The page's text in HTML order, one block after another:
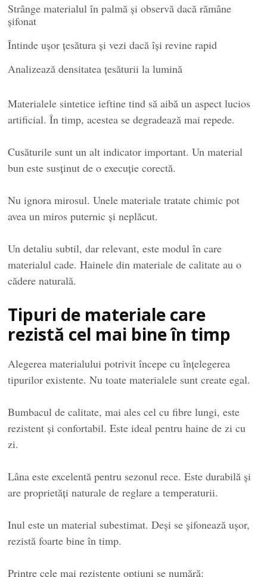
Strânge materialul în palmă și observă dacă rămâne
șifonat
Întinde ușor țesătura și vezi dacă își revine rapid
Analizează densitatea țesăturii la lumină
Materialele sintetice ieftine tind să aibă un aspect lucios
artificial. În timp, acestea se degradează mai repede.
Cusăturile sunt un alt indicator important. Un material
bun este susținut de o execuție corectă.
Nu ignora mirosul. Unele materiale tratate chimic pot
avea un miros puternic și neplăcut.
Un detaliu subtil, dar relevant, este modul în care
materialul cade. Hainele din materiale de calitate au o
cădere naturală.
Tipuri de materiale care
rezistă cel mai bine în timp
Alegerea materialului potrivit începe cu înțelegerea
tipurilor existente. Nu toate materialele sunt create egal.
Bumbacul de calitate, mai ales cel cu fibre lungi, este
rezistent și confortabil. Este ideal pentru haine de zi cu
zi.
Lâna este excelentă pentru sezonul rece. Este durabilă și
are proprietăți naturale de reglare a temperaturii.
Inul este un material subestimat. Deși se șifonează ușor,
rezistă foarte bine în timp.
Printre cele mai rezistente opțiuni se numără: